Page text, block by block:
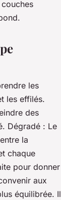
les
les effilés.
des
Dégradé : Le
la
chaque
pour donner
aux
équilibrée. Il